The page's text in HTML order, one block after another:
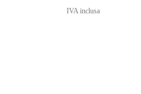
IVA inclusa